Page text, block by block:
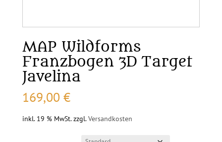
MAP Wildforms
Franzbogen 3D Target
Javelina
169,00 €
inkl. 19 % MwSt. zzgl.Versandkosten